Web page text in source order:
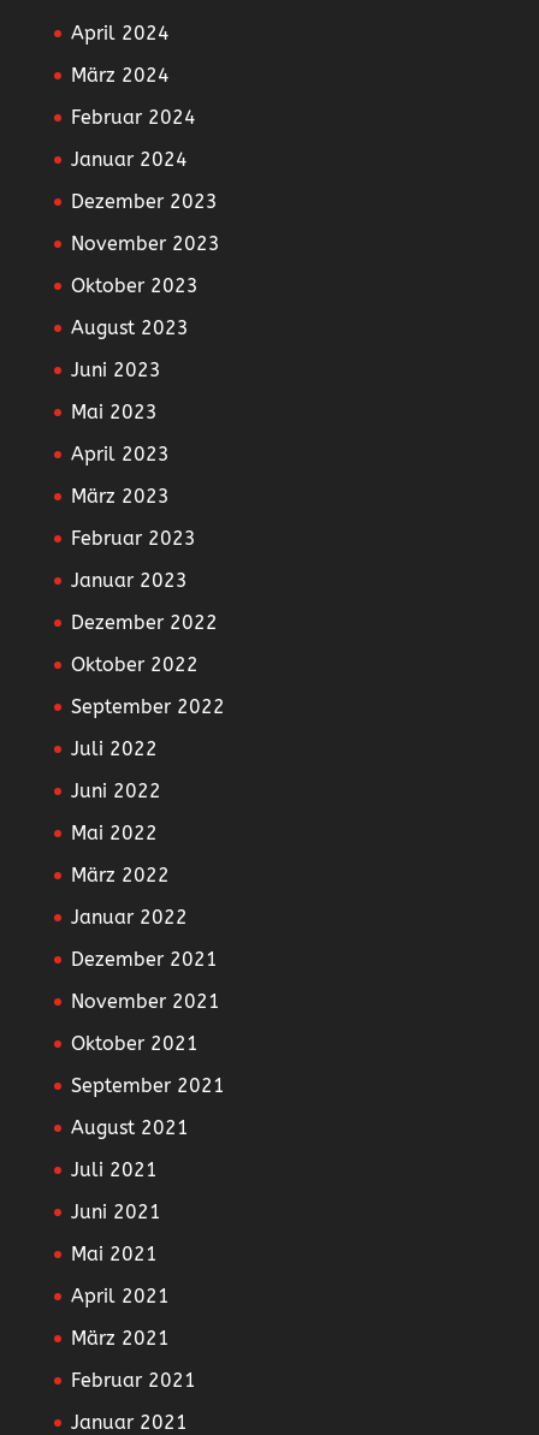
April 2024
März 2024
Februar 2024
Januar 2024
Dezember 2023
November 2023
Oktober 2023
August 2023
Juni 2023
Mai 2023
April 2023
März 2023
Februar 2023
Januar 2023
Dezember 2022
Oktober 2022
September 2022
Juli 2022
Juni 2022
Mai 2022
März 2022
Januar 2022
Dezember 2021
November 2021
Oktober 2021
September 2021
August 2021
Juli 2021
Juni 2021
Mai 2021
April 2021
März 2021
Februar 2021
Januar 2021